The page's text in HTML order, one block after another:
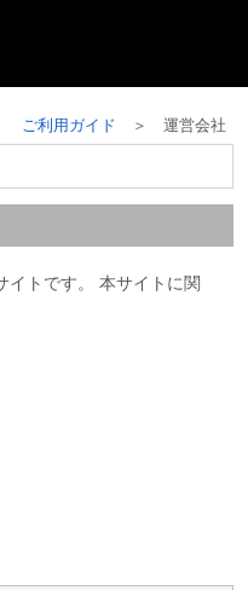
ご利用ガイド ＞ 運営会社
イトです。 本サイトに関